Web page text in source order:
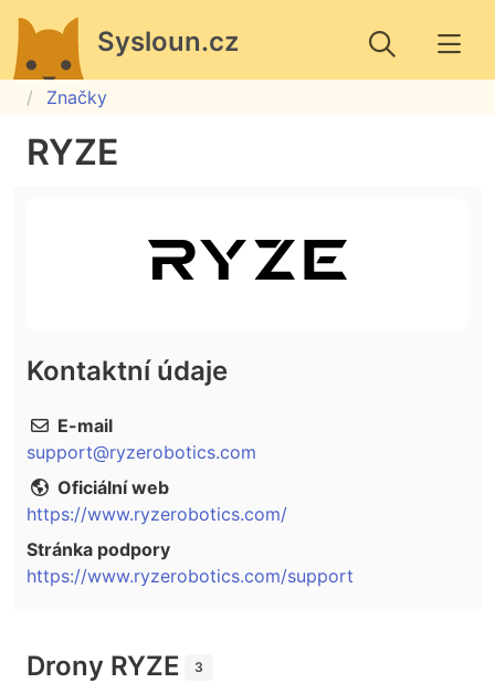
Sysloun.cz
Značky
RYZE
Kontaktní údaje
E-mail
support@ryzerobotics.com
Oficiální web
https://www.ryzerobotics.com/
Stránka podpory
https://www.ryzerobotics.com/support
Drony RYZE 3